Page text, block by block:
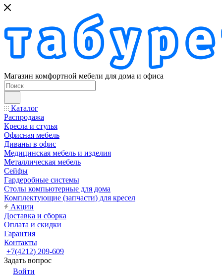
Магазин комфортной мебели для дома и офиса
Каталог
Распродажа
Кресла и стулья
Офисная мебель
Диваны в офис
Медицинская мебель и изделия
Металлическая мебель
Сейфы
Гардеробные системы
Столы компьютерные для дома
Комплектующие (запчасти) для кресел
Акции
Доставка и сборка
Оплата и скидки
Гарантия
Контакты
+7(4212) 209-609
Задать вопрос
Войти